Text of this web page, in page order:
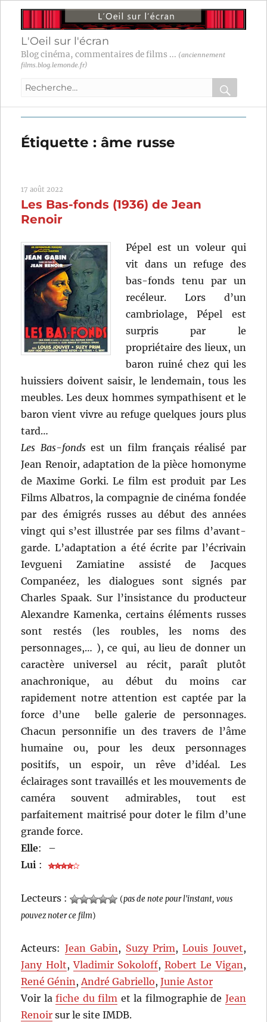
L'Oeil sur l'écran
Blog cinéma, commentaires de films ... (anciennement
films.blog.lemonde.fr)
Recherche
:
OK
Étiquette :âme russe
17 août 2022
Les Bas-fonds (1936) de Jean
Renoir
Pépel est un voleur qui
vit dans un refuge des
bas-fonds tenu par un
recéleur. Lors d’un
cambriolage, Pépel est
surpris par le
propriétaire des lieux, un
baron ruiné chez qui les
huissiers doivent saisir, le lendemain, tous les
meubles. Les deux hommes sympathisent et le
baron vient vivre au refuge quelques jours plus
tard…
Les Bas-fondsest un film français réalisé par
Jean Renoir, adaptation de la pièce homonyme
de Maxime Gorki. Le film est produit par Les
Films Albatros, la compagnie de cinéma fondée
par des émigrés russes au début des années
vingt qui s’est illustrée par ses films d’avant-
garde. L’adaptation a été écrite par l’écrivain
Ievgueni Zamiatine assisté de Jacques
Companéez, les dialogues sont signés par
Charles Spaak. Sur l’insistance du producteur
Alexandre Kamenka, certains éléments russes
sont restés (les roubles, les noms des
personnages,… ), ce qui, au lieu de donner un
caractère universel au récit, paraît plutôt
anachronique, au début du moins car
rapidement notre attention est captée par la
force d’une belle galerie de personnages.
Chacun personnifie un des travers de l’âme
humaine ou, pour les deux personnages
positifs, un espoir, un rêve d’idéal. Les
éclairages sont travaillés et les mouvements de
caméra souvent admirables, tout est
parfaitement maitrisé pour doter le film d’une
grande force.
Elle:
–
Lui :
Lecteurs : (pas de note pour l'instant, vous
pouvez noter ce film)
Acteurs: Jean Gabin, Suzy Prim,Louis Jouvet,
Jany Holt,Vladimir Sokoloff,Robert Le Vigan,
René Génin,André Gabriello,Junie Astor
Voir lafiche du film et la filmographie de Jean
Renoir sur le site IMDB.